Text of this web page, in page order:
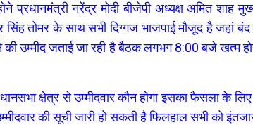
प्रधानमंत्री नरेंद्र मोदी बीजेपी अध्यक्ष अमित शाह
तोमर के साथ सभी दिग्गज भाजपाई मौजूद है जहां
की उम्मीद जताई जा रही है बैठक लगभग 8:00 बजे खत्म
क्षेत्र से उम्मीदवार कौन होगा इसका फैसला के
की सूची जारी हो सकती है फिलहाल सभी को